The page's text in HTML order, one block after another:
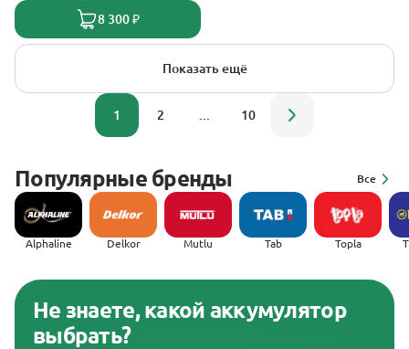
8 300 ₽
Показать ещё
1 2 10
Популярные бренды Все
Alphaline Delkor Mutlu Tab Topla
Не знаете, какой аккумулятор
выбрать?